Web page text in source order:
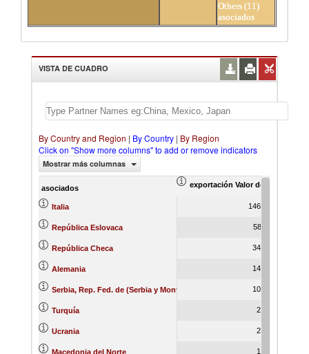
Others (11)
asociados
VISTA DE CUADRO
By Country and Region | By Country | By Region
Click on "Show more columns" to add or remove indicators
Mostrar más columnas
asociados exportación Valor del comercio
Italia 146,023.55
República Eslovaca 58,587.11
República Checa 34,466.80
Alemania 14,992.80
Serbia, Rep. Fed. de (Serbia y Montenegro) 10,678.03
Turquía 2,831.89
Ucrania 2,754.30
Macedonia del Norte 1,778.79